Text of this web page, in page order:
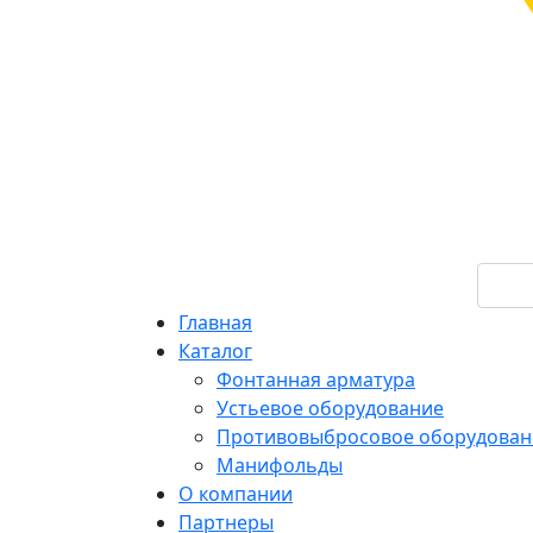
Главная
Каталог
Фонтанная арматура
Устьевое оборудование
Противовыбросовое
Манифольды
О компании
Партнеры